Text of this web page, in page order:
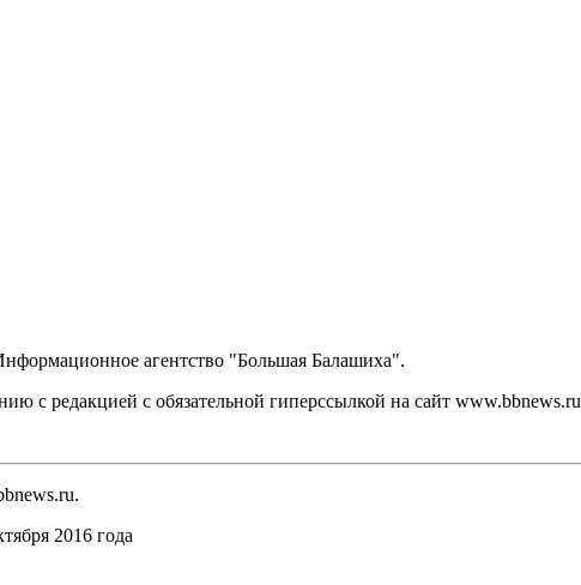
агентство "Большая Балашиха".
с редакцией с обязательной гиперссылкой на сайт www.bbnews.ru
2016 года